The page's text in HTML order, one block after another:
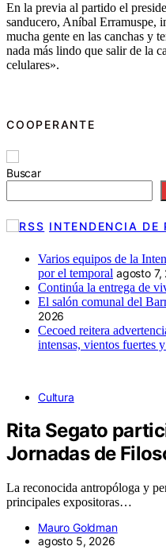
En la previa al partido el
sanducero, Aníbal Erramuspe,
mucha gente en las canchas y
nada más lindo que salir de la
celulares».
COOPERANTE
Buscar
INTENDENCIA DE
Varios equipos de la
por el temporal agosto 7,
Continúa la entrega de
El salón comunal del
2026
Cecoed reitera
intensas, vientos fuertes
Cultura
Rita Segato
Jornadas de
La reconocida antropóloga y
principales expositoras…
Mauro Goldman
agosto 5, 2026